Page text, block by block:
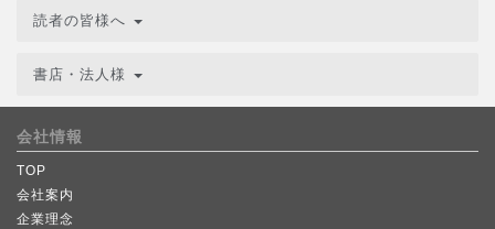
読者の皆様へ
書店・法人様
会社情報
TOP
会社案内
企業理念